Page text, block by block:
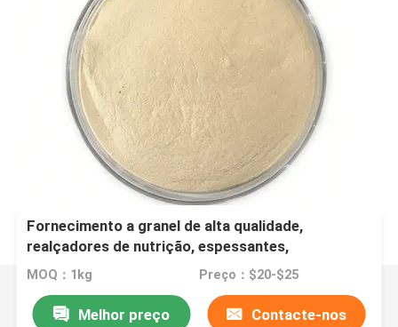
Fornecimento a granel de alta qualidade,
realçadores de nutrição, espessantes,
estabilizadores CAS (9002-18-0) Pó de Agar de
Grau Alimentício
MOQ：1kg Preço：$20-$25
Melhor preço Contacte-nos